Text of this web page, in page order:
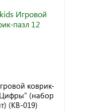
коврик-
(набор
(KB-019)